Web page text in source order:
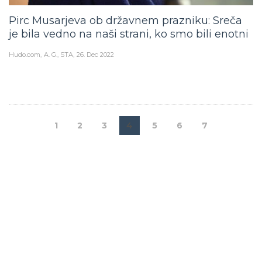
Pirc Musarjeva ob državnem prazniku: Sreča
je bila vedno na naši strani, ko smo bili enotni
Hudo.com A. G., STA 26. Dec 2022
1 2 3 4 5 6 7